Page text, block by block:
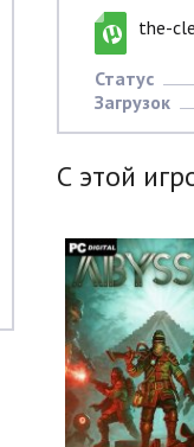
the-
Статус
Загрузок
С этой